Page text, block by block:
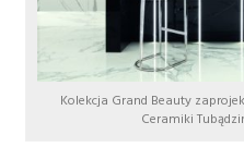
Kolekcja Grand Beauty
Ceramiki